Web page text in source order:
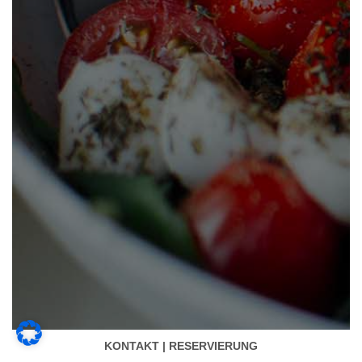
KONTAKT | RESERVIERUNG